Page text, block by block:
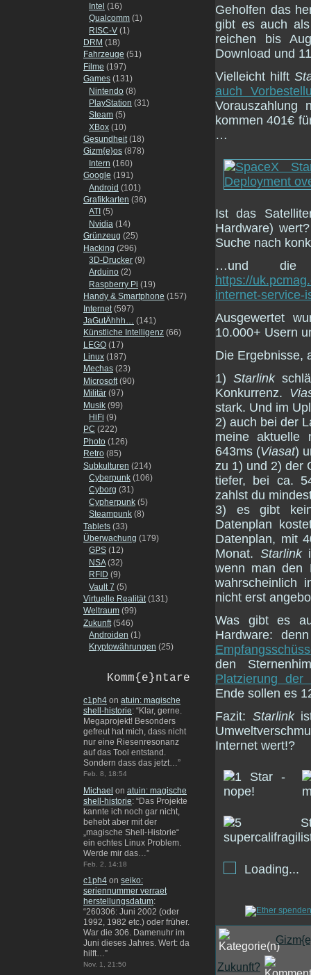
Intel (16)
Qualcomm (1)
RISC-V (1)
DRM (18)
Fahrzeuge (51)
Filme (197)
Games (131)
Nintendo (8)
PlayStation (31)
Steam (5)
XBox (10)
Gesundheit(18)
Gizm{e}os (878)
Intern (160)
Google (191)
Android (101)
Grafikkarten (36)
ATI (5)
Nvidia (14)
Grünzeug (25)
Hacking (296)
3D-Drucker (9)
Arduino (2)
Raspberry Pi (19)
Handy & Smartphone (157)
Internet (597)
JaGutÄhhh… (141)
Künstliche Intelligenz (66)
LEGO (17)
Linux (187)
Mechas (23)
Microsoft(90)
Militär (97)
Musik (99)
HiFi (9)
PC (222)
Photo (126)
Retro (85)
Subkulturen (214)
Cyberpunk (106)
Cyborg (31)
Cypherpunk (5)
Steampunk (8)
Tablets (33)
Überwachung (179)
GPS (12)
NSA(32)
RFID (9)
Vault 7 (5)
Virtuelle Realität(131)
Weltraum (99)
Zukunft (546)
Androiden (1)
Kryptowährungen (25)
Komm{e}ntare
c1ph4 on atuin: magische
shell-historie: “Klar, gerne.
Megaprojekt! Besonders
gefreut hat mich, dass nicht
nur eine Riesenresonanz
auf das Tool entstand.
Sondern dass das jetzt…”
Feb. 8, 18:54
Michael on atuin: magische
shell-historie: “Das Projekte
kannte ich noch gar nicht,
behebt aber mit der
„magische Shell-Historie“
ein echtes Linux Problem.
Werde mir das… ”
Feb. 2, 14:18
c1ph4 on seiko:
seriennummer verraet
herstellungsdatum:
“260306: Juni 2002 (oder
1992, 1982 etc.) oder früher.
War die 306. Damenuhr im
Juni dieses Jahres. Wert: da
hilft…”
Nov. 1, 21:50
Geholfen das
gibt es auch
reichen bis
Download und
Vielleicht hilft
auch
Vorauszahlung
kommen 401€
…
Ist das
Hardware)
Suche nach
…und die
https://
internet-service-
Ausgewertet
10.000+ Usern
Die Ergebnisse,
1)Starlink
Konkurrenz.
stark. Und im
2) auch bei der
meine aktuelle
643ms (Viasat)
zu 1) und 2) der
tiefer, bei ca.
zahlst du
3) es gibt
Datenplan
Datenplan, mit
Monat. Starlink
wenn man den
wahrscheinlich
nicht erst
Was gibt es
Hardware:
den
Platzierung der
Ende sollen es
Fazit: Starlink
Internet wert!?
Loading...
Zukunft?